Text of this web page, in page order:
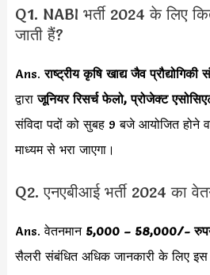
Q1. NABI भर्ती 2024 के लिए
जाती हैं?
Ans.राष्ट्रीय कृषि खाद्य जैव प्रौद्योगिकी
द्वाराजूनियर रिसर्च फेलो, प्रोजेक्ट
संविदा पदों को सुबह 9 बजे आयोजित होने
माध्यम से भरा जाएगा।
Q2. एनएबीआई भर्ती 2024 का
Ans. वेतनमान 5,000 – 58,000/-
सैलरी संबंधित अधिक जानकारी के लिए इस